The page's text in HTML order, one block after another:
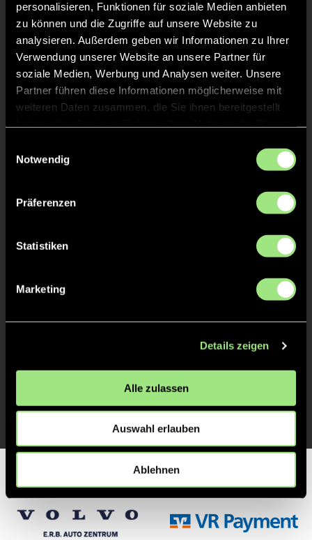
personalisieren, Funktionen für soziale Medien anbieten
zu können und die Zugriffe auf unsere Website zu
analysieren. Außerdem geben wir Informationen zu Ihrer
Verwendung unserer Website an unsere Partner für
soziale Medien, Werbung und Analysen weiter. Unsere
Partner führen diese Informationen möglicherweise mit
weiteren Daten zusammen, die Sie ihnen bereitgestellt
Notwendig
Präferenzen
Statistiken
Marketing
Details zeigen
Alle zulassen
Auswahl erlauben
Ablehnen
46' TOR 4:4, FELDTOR
33' TOR 3:4, FELDTOR
18'
17'
TOR 1:0, FELDTOR